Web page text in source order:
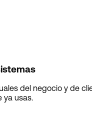
del negocio y de
ya usas.